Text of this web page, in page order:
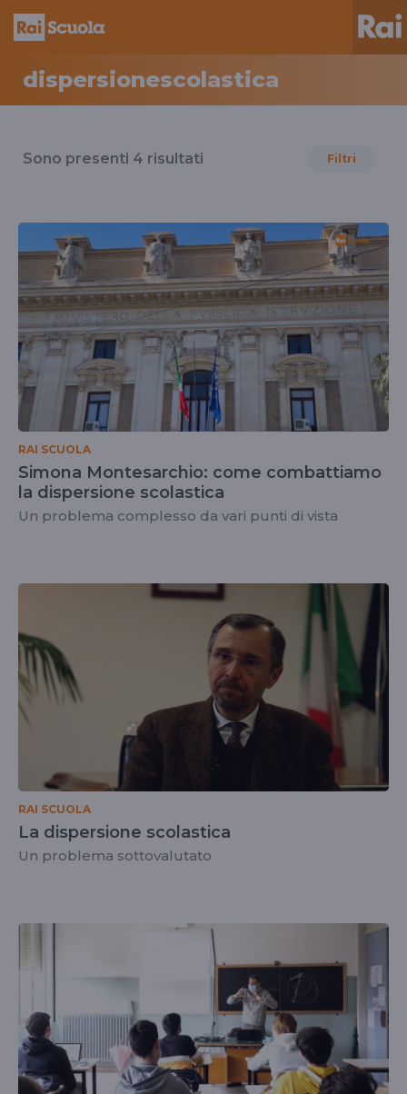
dispersionescolastica
il
dispersionescolastica
Sono presenti 4 risultati Filtri
RAI SCUOLA
Simona Montesarchio: come combattiamo
la dispersione scolastica
Un problema complesso da vari punti di vista
RAI SCUOLA
La dispersione scolastica
Un problema sottovalutato